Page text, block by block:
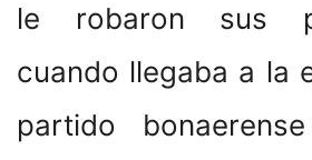
le robaron sus
cuando llegaba a la
partido